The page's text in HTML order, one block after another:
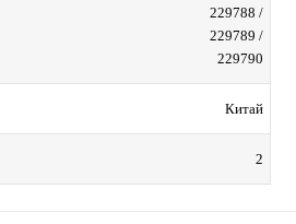
229788 /
229789 /
229790
Китай
2